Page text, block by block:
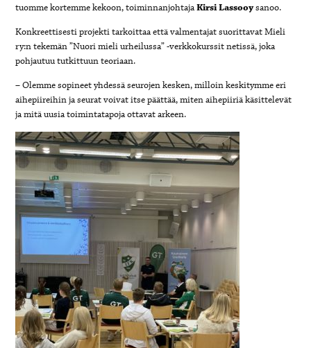
tuomme kortemme kekoon, toiminnanjohtajaKirsi Lassooysanoo.
Konkreettisesti projekti tarkoittaa että valmentajat suorittavat Mieli
ry:n tekemän ”Nuori mieli urheilussa” -verkkokurssit netissä, joka
pohjautuu tutkittuun teoriaan.
– Olemme sopineet yhdessä seurojen kesken, milloin keskitymme eri
aihepiireihin ja seurat voivat itse päättää, miten aihepiiriä käsittelevät
ja mitä uusia toimintatapoja ottavat arkeen.